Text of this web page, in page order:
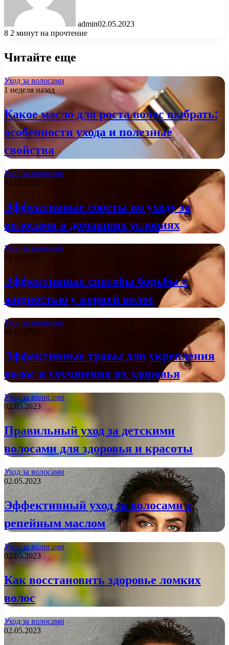
admin02.05.2023
8 2 минут на прочтение
Читайте еще
Уход за волосами
1 неделя назад
Какое масло для роста волос выбрать:
особенности ухода и полезные
свойства
Уход за волосами
02.05.2023
Эффективные советы по уходу за
волосами в домашних условиях
Уход за волосами
02.05.2023
Эффективные способы борьбы с
жирностью у корней волос
Уход за волосами
02.05.2023
Эффективные травы для укрепления
волос и улучшения их здоровья
Уход за волосами
02.05.2023
Правильный уход за детскими
волосами для здоровья и красоты
Уход за волосами
02.05.2023
Эффективный уход за волосами с
репейным маслом
Уход за волосами
02.05.2023
Как восстановить здоровье ломких
волос
Уход за волосами
02.05.2023